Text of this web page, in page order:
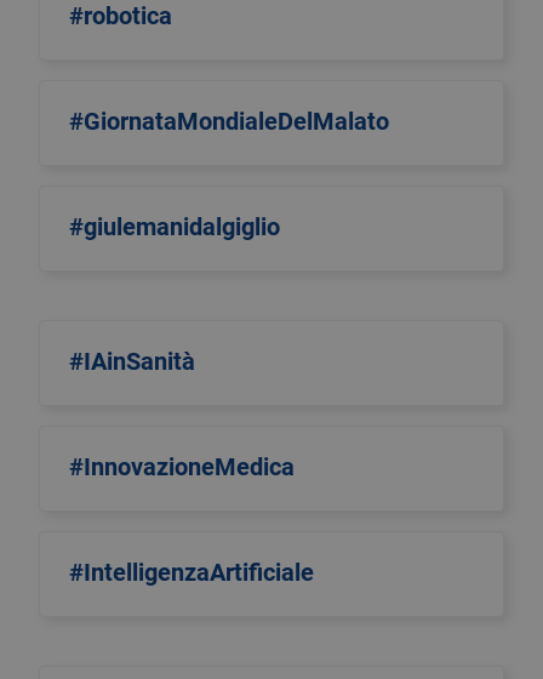
#robotica
#GiornataMondialeDelMalato
#giulemanidalgiglio
#IAinSanità
#InnovazioneMedica
#IntelligenzaArtificiale